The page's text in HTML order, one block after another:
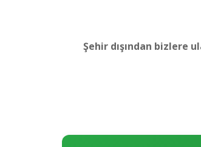
Şehir dışından bizlere